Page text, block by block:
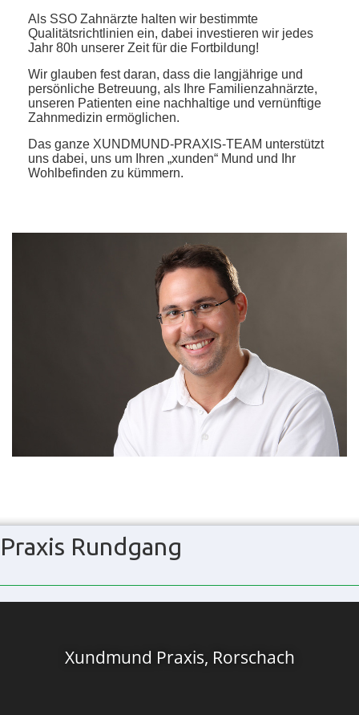
Als SSO Zahnärzte halten wir bestimmte
Qualitätsrichtlinien ein, dabei investieren wir jedes
Jahr 80h unserer Zeit für die Fortbildung!
Wir glauben fest daran, dass die langjährige und
persönliche Betreuung, als Ihre Familienzahnärzte,
unseren Patienten eine nachhaltige und vernünftige
Zahnmedizin ermöglichen.
Das ganze XUNDMUND-PRAXIS-TEAM unterstützt
uns dabei, uns um Ihren „xunden“ Mund und Ihr
Wohlbefinden zu kümmern.
Praxis Rundgang